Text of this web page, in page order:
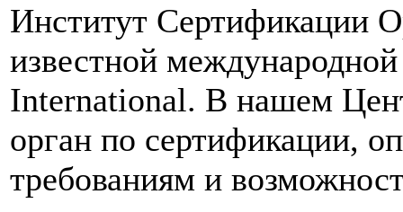
Институт Сертификации
известной
International. В нашем
орган по сертификации,
требованиям и